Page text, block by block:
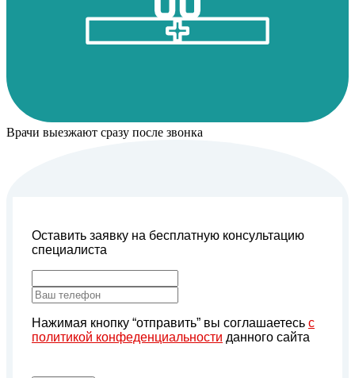
Врачи выезжают сразу после звонка
Оставить заявку на бесплатную консультацию
специалиста
Нажимая кнопку “отправить” вы соглашаетесь с
политикой конфеденциальности данного сайта